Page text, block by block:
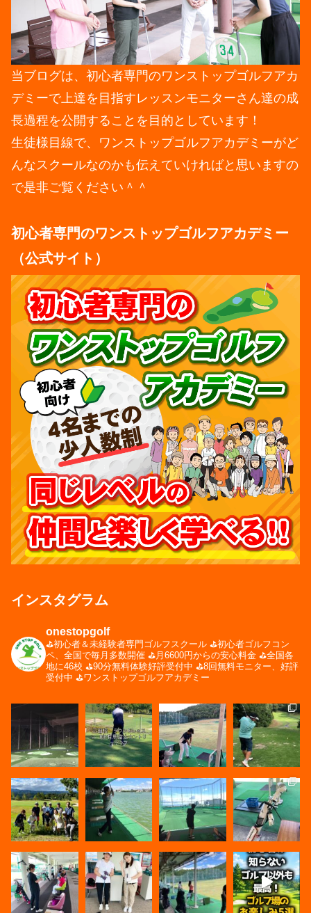
当ブログは、初心者専門のワンストップゴルフアカ
デミーで上達を目指すレッスンモニターさん達の成
長過程を公開することを目的としています！
生徒様目線で、ワンストップゴルフアカデミーがど
んなスクールなのかも伝えていければと思いますの
で是非ご覧ください＾＾
初心者専門のワンストップゴルフアカデミー
（公式サイト）
インスタグラム
onestopgolf
⛳️初心者＆未経験者専門ゴルフスクール ⛳️初心者ゴルフコン
ペ、全国で毎月多数開催 ⛳️月6600円からの安心料金 ⛳️全国各
地に46校 ⛳️90分無料体験好評受付中 ⛳️8回無料モニター、好評
受付中 ⛳️ワンストップゴルフアカデミー